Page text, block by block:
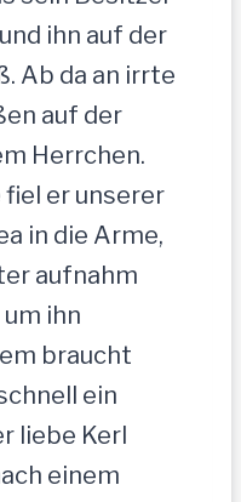
ihn auf der
Ab da an irrte
auf der
Herrchen.
er unserer
in die Arme,
aufnahm
ihn
braucht
ein
liebe Kerl
einem